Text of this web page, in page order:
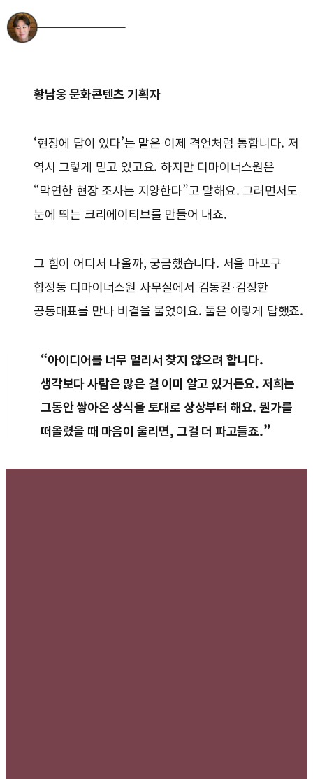
황남웅 문화콘텐츠 기획자
‘현장에 답이 있다’는 말은 이제 격언처럼 통합니다. 저
역시 그렇게 믿고 있고요. 하지만 디마이너스원은
“막연한 현장 조사는 지양한다”고 말해요. 그러면서도
눈에 띄는 크리에이티브를 만들어 내죠.
그 힘이 어디서 나올까, 궁금했습니다. 서울 마포구
합정동 디마이너스원 사무실에서 김동길·김장한
공동대표를 만나 비결을 물었어요. 둘은 이렇게 답했죠.
“아이디어를 너무 멀리서 찾지 않으려 합니다.
생각보다 사람은 많은 걸 이미 알고 있거든요. 저희는
그동안 쌓아온 상식을 토대로 상상부터 해요. 뭔가를
떠올렸을 때 마음이 울리면, 그걸 더 파고들죠.”